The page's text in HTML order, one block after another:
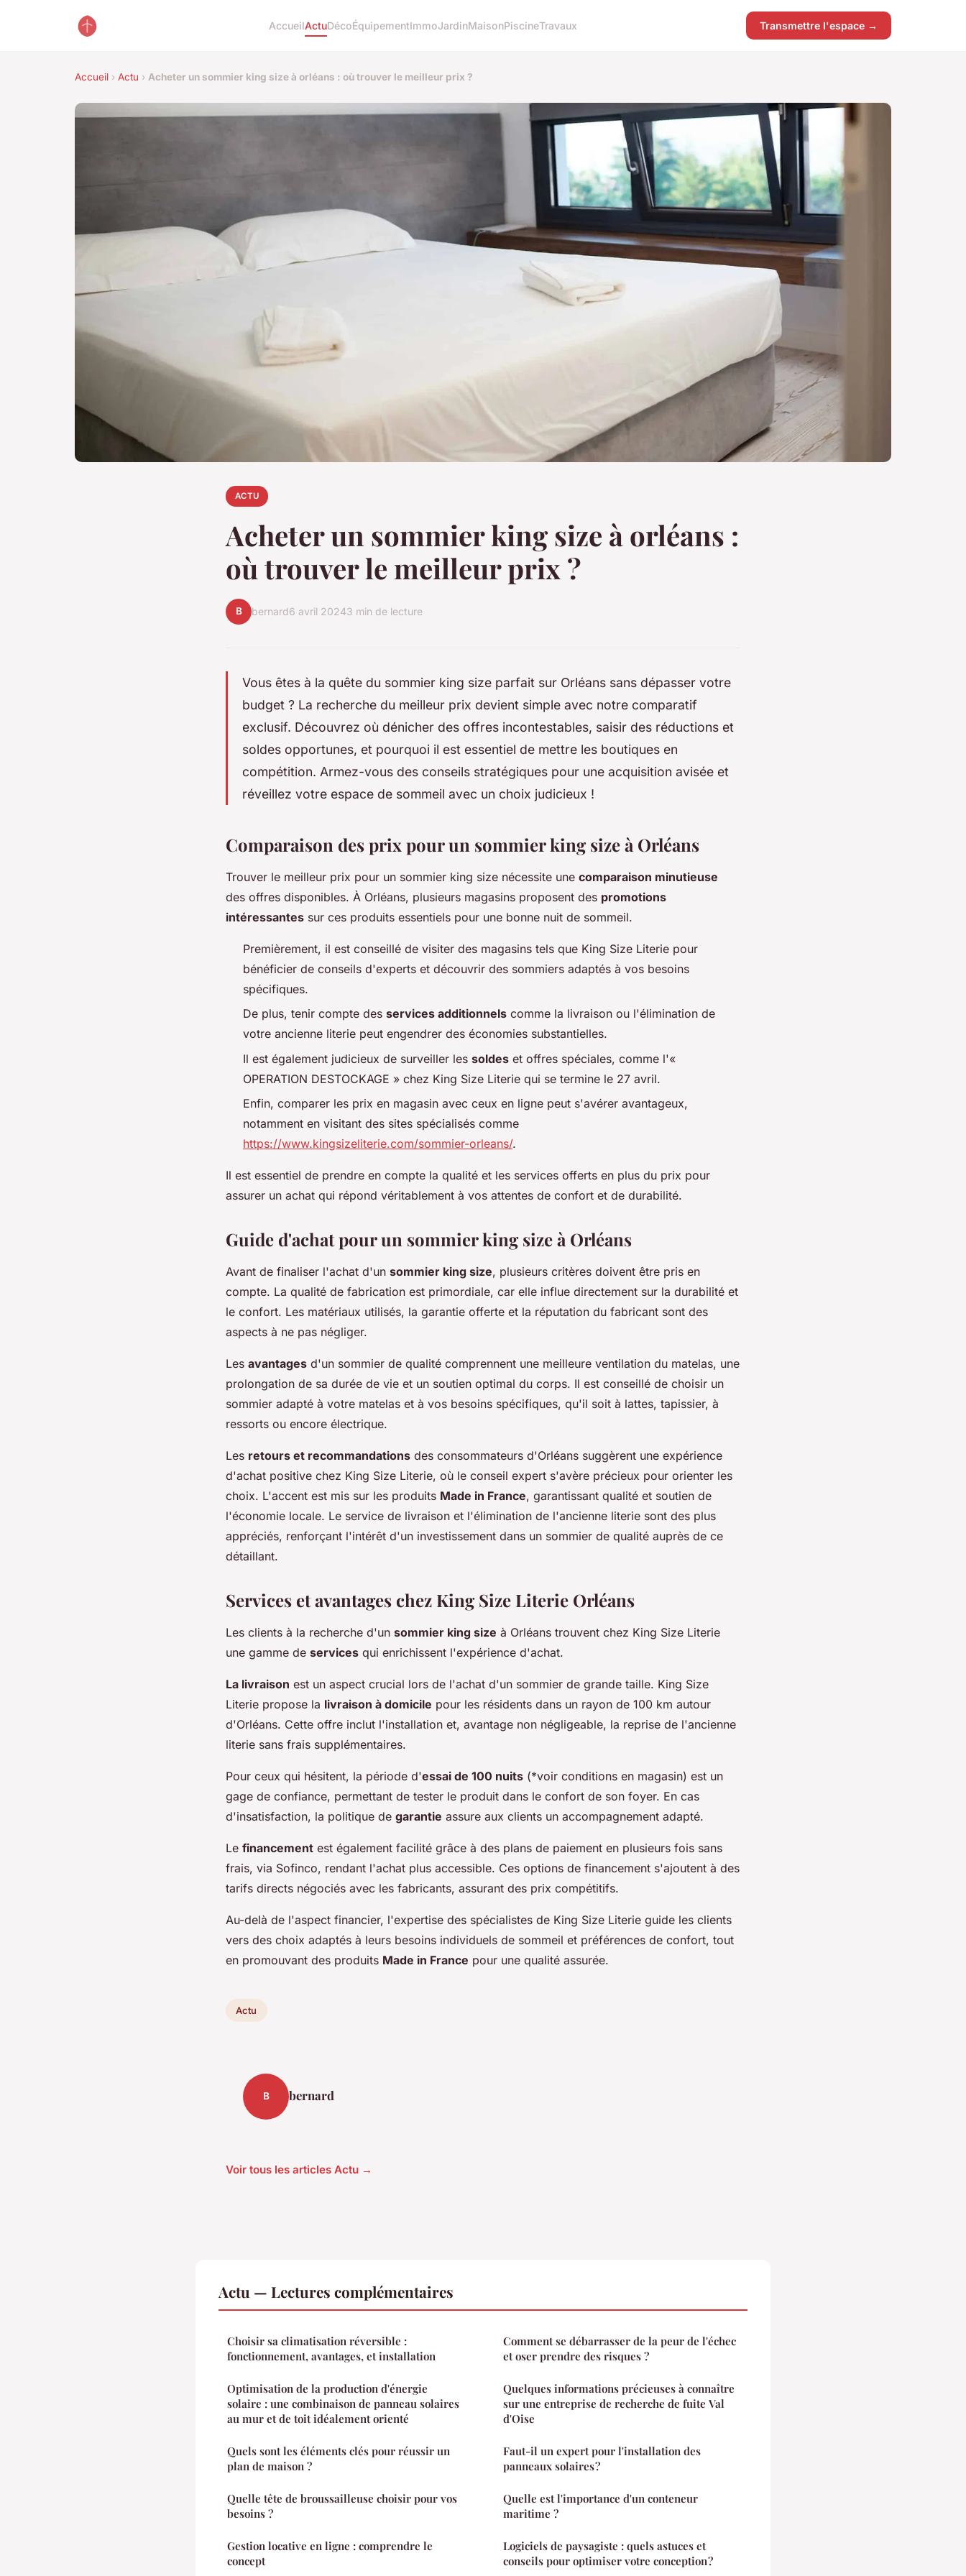
AccueilActuDécoÉquipementImmoJardinMaisonPiscineTravaux Transmettre l'espace →
Accueil › Actu › Acheter un sommier king size à orléans : où trouver le meilleur prix ?
ACTU
Acheter un sommier king size à orléans :
où trouver le meilleur prix ?
B bernard6 avril 20243 min de lecture
Vous êtes à la quête du sommier king size parfait sur Orléans sans dépasser votre
budget ? La recherche du meilleur prix devient simple avec notre comparatif
exclusif. Découvrez où dénicher des offres incontestables, saisir des réductions et
soldes opportunes, et pourquoi il est essentiel de mettre les boutiques en
compétition. Armez-vous des conseils stratégiques pour une acquisition avisée et
réveillez votre espace de sommeil avec un choix judicieux !
Comparaison des prix pour un sommier king size à Orléans
Trouver le meilleur prix pour un sommier king size nécessite une comparaison minutieuse
des offres disponibles. À Orléans, plusieurs magasins proposent des promotions
intéressantes sur ces produits essentiels pour une bonne nuit de sommeil.
Premièrement, il est conseillé de visiter des magasins tels que King Size Literie pour
bénéficier de conseils d'experts et découvrir des sommiers adaptés à vos besoins
spécifiques.
De plus, tenir compte des services additionnels comme la livraison ou l'élimination de
votre ancienne literie peut engendrer des économies substantielles.
Il est également judicieux de surveiller les soldes et offres spéciales, comme l'«
OPERATION DESTOCKAGE » chez King Size Literie qui se termine le 27 avril.
Enfin, comparer les prix en magasin avec ceux en ligne peut s'avérer avantageux,
notamment en visitant des sites spécialisés comme
https://www.kingsizeliterie.com/sommier-orleans/.
Il est essentiel de prendre en compte la qualité et les services offerts en plus du prix pour
assurer un achat qui répond véritablement à vos attentes de confort et de durabilité.
Guide d'achat pour un sommier king size à Orléans
Avant de finaliser l'achat d'un sommier king size, plusieurs critères doivent être pris en
compte. La qualité de fabrication est primordiale, car elle influe directement sur la durabilité et
le confort. Les matériaux utilisés, la garantie offerte et la réputation du fabricant sont des
aspects à ne pas négliger.
Les avantages d'un sommier de qualité comprennent une meilleure ventilation du matelas, une
prolongation de sa durée de vie et un soutien optimal du corps. Il est conseillé de choisir un
sommier adapté à votre matelas et à vos besoins spécifiques, qu'il soit à lattes, tapissier, à
ressorts ou encore électrique.
Les retours et recommandations des consommateurs d'Orléans suggèrent une expérience
d'achat positive chez King Size Literie, où le conseil expert s'avère précieux pour orienter les
choix. L'accent est mis sur les produits Made in France, garantissant qualité et soutien de
l'économie locale. Le service de livraison et l'élimination de l'ancienne literie sont des plus
appréciés, renforçant l'intérêt d'un investissement dans un sommier de qualité auprès de ce
détaillant.
Services et avantages chez King Size Literie Orléans
Les clients à la recherche d'un sommier king size à Orléans trouvent chez King Size Literie
une gamme de services qui enrichissent l'expérience d'achat.
La livraison est un aspect crucial lors de l'achat d'un sommier de grande taille. King Size
Literie propose la livraison à domicile pour les résidents dans un rayon de 100 km autour
d'Orléans. Cette offre inclut l'installation et, avantage non négligeable, la reprise de l'ancienne
literie sans frais supplémentaires.
Pour ceux qui hésitent, la période d'essai de 100 nuits (*voir conditions en magasin) est un
gage de confiance, permettant de tester le produit dans le confort de son foyer. En cas
d'insatisfaction, la politique de garantie assure aux clients un accompagnement adapté.
Le financement est également facilité grâce à des plans de paiement en plusieurs fois sans
frais, via Sofinco, rendant l'achat plus accessible. Ces options de financement s'ajoutent à des
tarifs directs négociés avec les fabricants, assurant des prix compétitifs.
Au-delà de l'aspect financier, l'expertise des spécialistes de King Size Literie guide les clients
vers des choix adaptés à leurs besoins individuels de sommeil et préférences de confort, tout
en promouvant des produits Made in France pour une qualité assurée.
Actu
B bernard
Voir tous les articles Actu →
Actu — Lectures complémentaires
Choisir sa climatisation réversible :
fonctionnement, avantages, et installation
Optimisation de la production d'énergie
solaire : une combinaison de panneau solaires
au mur et de toit idéalement orienté
Quels sont les éléments clés pour réussir un
plan de maison ?
Quelle tête de broussailleuse choisir pour vos
besoins ?
Gestion locative en ligne : comprendre le
concept
Comment se débarrasser de la peur de l'échec
et oser prendre des risques ?
Quelques informations précieuses à connaître
sur une entreprise de recherche de fuite Val
d'Oise
Faut-il un expert pour l'installation des
panneaux solaires ?
Quelle est l'importance d'un conteneur
maritime ?
Logiciels de paysagiste : quels astuces et
conseils pour optimiser votre conception ?